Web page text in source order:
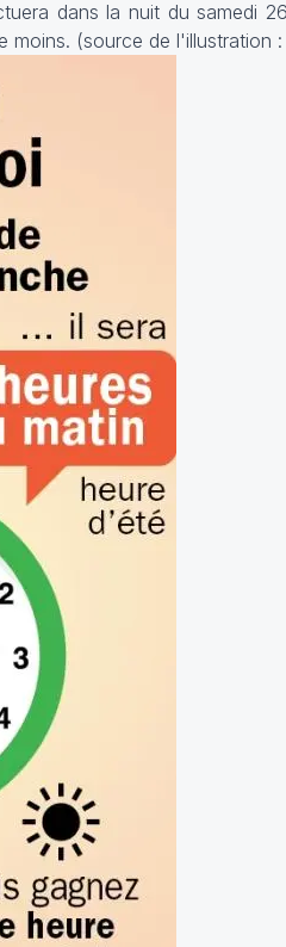
dans la nuit du samedi
moins. (source de l'illustration :